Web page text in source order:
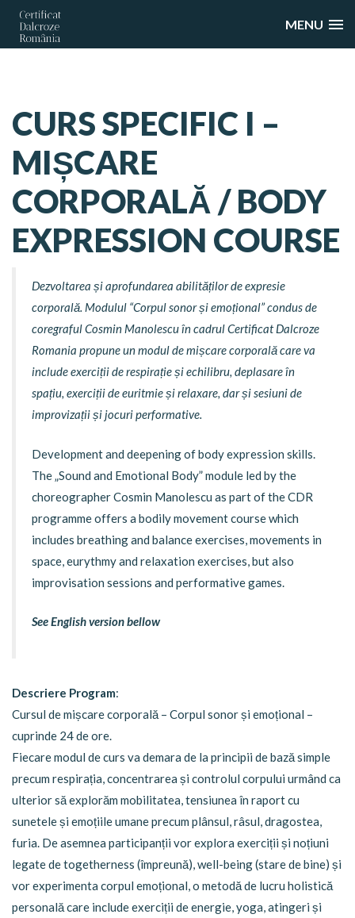
MENU
CURS SPECIFIC I –
MIȘCARE
CORPORALĂ / BODY
EXPRESSION COURSE
Dezvoltarea și aprofundarea abilităților de expresie
corporală. Modulul “Corpul sonor și emoțional” condus de
coregraful Cosmin Manolescu în cadrul Certificat Dalcroze
Romania propune un modul de mișcare corporală care va
include exerciții de respirație și echilibru, deplasare în
spațiu, exerciții de euritmie și relaxare, dar și sesiuni de
improvizații și jocuri performative.
Development and deepening of body expression skills.
The „Sound and Emotional Body” module led by the
choreographer Cosmin Manolescu as part of the CDR
programme offers a bodily movement course which
includes breathing and balance exercises, movements in
space, eurythmy and relaxation exercises, but also
improvisation sessions and performative games.
See English version bellow
Descriere Program:
Cursul de mișcare corporală – Corpul sonor și emoțional –
cuprinde 24 de ore.
Fiecare modul de curs va demara de la principii de bază simple
precum respirația, concentrarea și controlul corpului urmând ca
ulterior să explorăm mobilitatea, tensiunea în raport cu
sunetele și emoțiile umane precum plânsul, râsul, dragostea,
furia. De asemnea participanții vor explora exerciții și noțiuni
legate de togetherness (împreună), well-being (stare de bine) și
vor experimenta corpul emoțional, o metodă de lucru holistică
personală care include exerciții de energie, yoga, atingeri și